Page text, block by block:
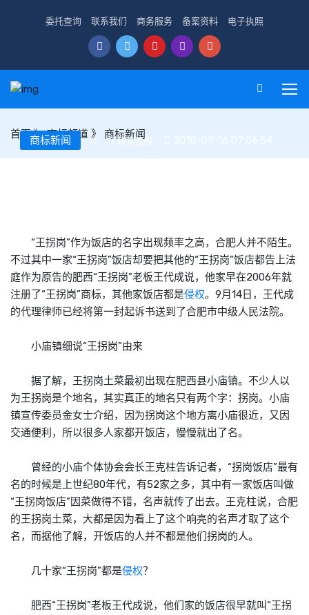
委托查询 联系我们 商务服务 备案资料 电子执照
首页》商标频道 》 商标新闻
商标新闻 新安晚报 2010-09-16 07:56:54
“王拐岗”作为饭店的名字出现频率之高，合肥人并不陌生。
不过其中一家“王拐岗”饭店却要把其他的“王拐岗”饭店都告上法
庭作为原告的肥西“王拐岗”老板王代成说，他家早在2006年就
注册了“王拐岗”商标，其他家饭店都是侵权。9月14日，王代成
的代理律师已经将第一封起诉书送到了合肥市中级人民法院。
小庙镇细说“王拐岗”由来
据了解，王拐岗土菜最初出现在肥西县小庙镇。不少人以
为王拐岗是个地名，其实真正的地名只有两个字：拐岗。小庙
镇宣传委员金女士介绍，因为拐岗这个地方离小庙很近，又因
交通便利，所以很多人家都开饭店，慢慢就出了名。
曾经的小庙个体协会会长王克柱告诉记者，“拐岗饭店”最有
名的时候是上世纪80年代，有52家之多，其中有一家饭店叫做
“王拐岗饭店”因菜做得不错，名声就传了出去。王克柱说，合肥
的王拐岗土菜，大都是因为看上了这个响亮的名声才取了这个
名，而据他了解，开饭店的人并不都是他们拐岗的人。
几十家“王拐岗”都是侵权？
肥西“王拐岗”老板王代成说，他们家的饭店很早就叫“王拐